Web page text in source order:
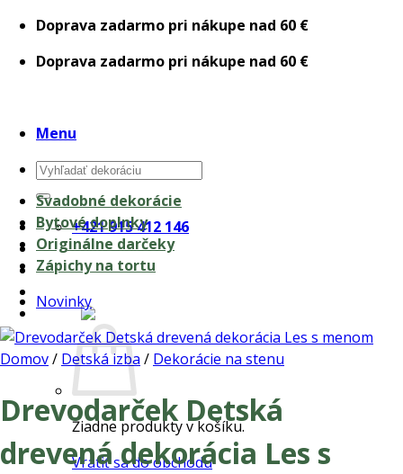
Skip
content
Doprava zadarmo pri nákupe nad 60 €
Doprava zadarmo pri nákupe nad 60 €
Menu
Hľadať:
+421 915 412 146
0,00€
Žiadne produkty v košíku.
Vrátiť sa do obchodu
Svadobné dekorácie
Bytové doplnky
Originálne darčeky
Zápichy na tortu
Novinky
Domov/ Detská izba / Dekorácie na stenu
Drevodarček Detská
drevená dekorácia Les s